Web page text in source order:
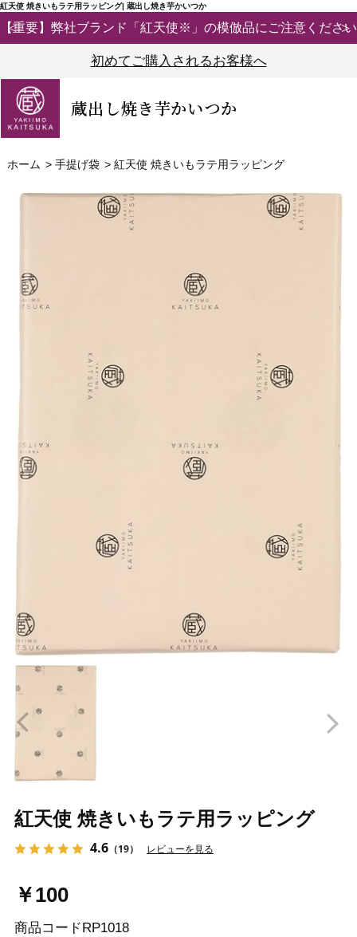
紅天使 焼きいもラテ用ラッピング| 蔵出し焼き芋かいつか
【重要】弊社ブランド「紅天使※」の模倣品にご注意ください
初めてご購入されるお客様へ
蔵出し焼き芋かいつか
ホーム > 手提げ袋 > 紅天使 焼きいもラテ用ラッピング
Prev
紅天使 焼きいもラテ用ラッピング
4.6（19） レビューを見る
￥100
商品コード RP1018